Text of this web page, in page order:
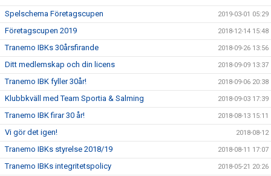
Spelschema Företagscupen 2019-03-01 05:29
Företagscupen 2019 2018-12-14 15:48
Tranemo IBKs 30årsfirande 2018-09-26 13:56
Ditt medlemskap och din licens 2018-09-09 13:37
Tranemo IBK fyller 30år! 2018-09-06 20:38
Klubbkväll med Team Sportia & Salming 2018-09-03 17:39
Tranemo IBK firar 30 år! 2018-08-13 15:11
Vi gör det igen! 2018-08-12
Tranemo IBKs styrelse 2018/19 2018-08-11 17:07
Tranemo IBKs integritetspolicy 2018-05-21 20:26